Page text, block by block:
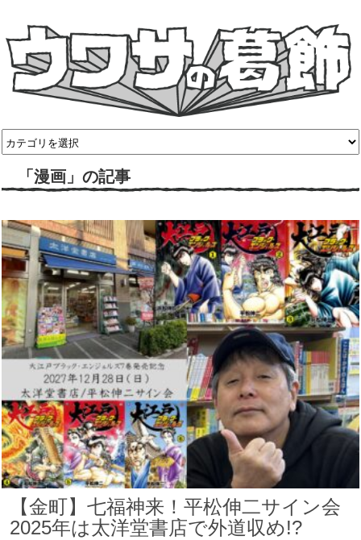
「漫画」の記事
【金町】七福神来！平松伸二サイン会
2025年は太洋堂書店で外道収め!?